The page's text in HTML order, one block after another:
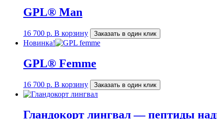
GPL® Man
16 700 р. В корзину Заказать в один клик
Новинка!
GPL® Femme
16 700 р. В корзину Заказать в один клик
Гландокорт лингвал — пептиды